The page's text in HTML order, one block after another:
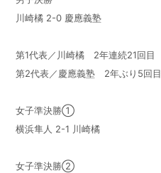
川崎橘 2-0 慶應義塾
第1代表／川崎橘 2年連続21回目
第2代表／慶應義塾 2年ぶり5回目
女子準決勝①
横浜隼人 2-1 川崎橘
女子準決勝②